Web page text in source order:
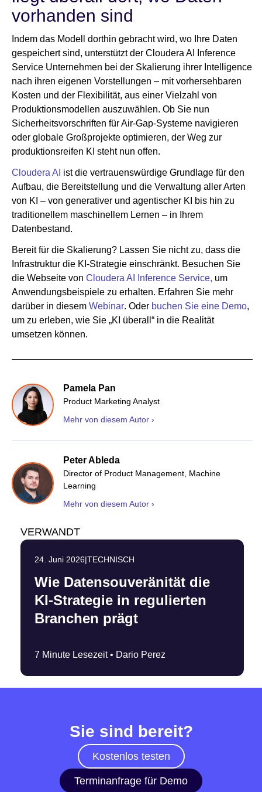
vorhanden sind
Indem das Modell dorthin gebracht wird, wo Ihre Daten
gespeichert sind, unterstützt der Cloudera AI Inference
Service Unternehmen bei der Skalierung ihrer Intelligence
nach ihren eigenen Vorstellungen – mit vorhersehbaren
Kosten und der Flexibilität, aus einer Vielzahl von
Produktionsmodellen auszuwählen. Ob Sie nun
Sicherheitsvorschriften für Air-Gap-Systeme navigieren
oder globale Großprojekte optimieren, der Weg zur
produktionsreifen KI steht nun offen.
Cloudera AI ist die vertrauenswürdige Grundlage für den
Aufbau, die Bereitstellung und die Verwaltung aller Arten
von KI – von generativer und agentischer KI bis hin zu
traditionellem maschinellem Lernen – in Ihrem
Datenbestand.
Bereit für die Skalierung? Lassen Sie nicht zu, dass die
Infrastruktur die KI-Strategie einschränkt. Besuchen Sie
die Webseite von Cloudera AI Inference Service, um
Anwendungsbeispiele zu erhalten. Erfahren Sie mehr
darüber in diesem Webinar. Oder buchen Sie eine Demo,
um zu erleben, wie Sie „KI überall“ in die Realität
umsetzen können.
Pamela Pan
Product Marketing Analyst
Mehr von diesem Autor ›
Peter Ableda
Director of Product Management, Machine
Learning
Mehr von diesem Autor ›
VERWANDT
24. Juni 2026|TECHNISCH
Wie Datensouveränität die
KI-Strategie in regulierten
Branchen prägt
7 Minute Lesezeit • Dario Perez
Sie sind bereit?
Kostenlos testen
Terminanfrage für Demo